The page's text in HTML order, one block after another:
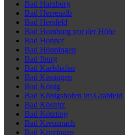
Bad Harzburg
Bad Herrenalb
Bad Hersfeld
Bad Homburg vor der Höhe
Bad Honnef
Bad Hönningen
Bad Iburg
Bad Karlshafen
Bad Kissingen
Bad König
Bad Königshofen im Grabfeld
Bad Köstritz
Bad Kötzting
Bad Kreuznach
Bad Krozingen